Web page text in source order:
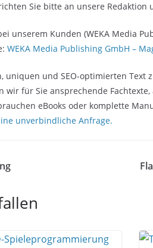
Sie bitte an unsere Redaktion
unserem Kunden (WEKA Media
WEKA Media Publishing GmbH –
uniquen und SEO-optimierten Text
wir für Sie ansprechende
eBooks oder komplette
unverbindliche Anfrage.